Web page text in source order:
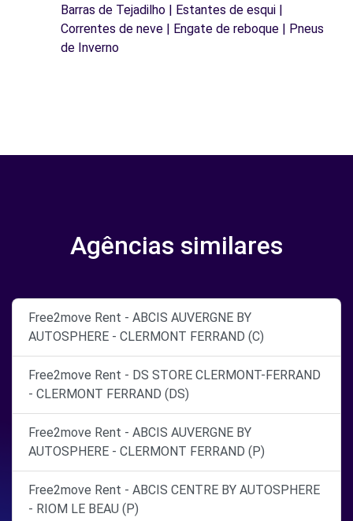
Barras de Tejadilho | Estantes de esqui |
Correntes de neve | Engate de reboque | Pneus
de Inverno
Agências similares
Free2move Rent - ABCIS AUVERGNE BY
AUTOSPHERE - CLERMONT FERRAND (C)
Free2move Rent - DS STORE CLERMONT-FERRAND
- CLERMONT FERRAND (DS)
Free2move Rent - ABCIS AUVERGNE BY
AUTOSPHERE - CLERMONT FERRAND (P)
Free2move Rent - ABCIS CENTRE BY AUTOSPHERE
- RIOM LE BEAU (P)